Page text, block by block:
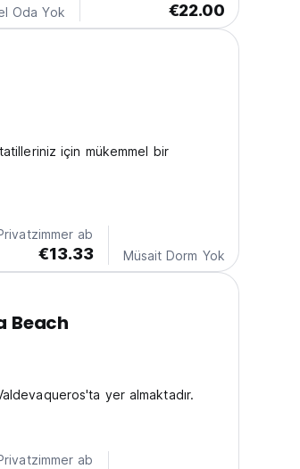
Oda Yok €22.00
için mükemmel bir
ab
€13.33 Müsait Dorm Yok
Beach
yer almaktadır.
ab